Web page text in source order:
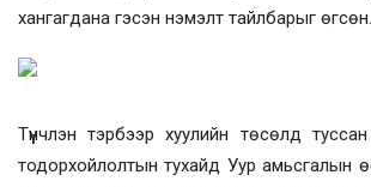
хангагдана гэсэн нэмэлт тайлбарыг өгсөн.
Түүнчлэн тэрбээр хуулийн төсөлд
тодорхойлолтын тухайд Уур амьсгалын